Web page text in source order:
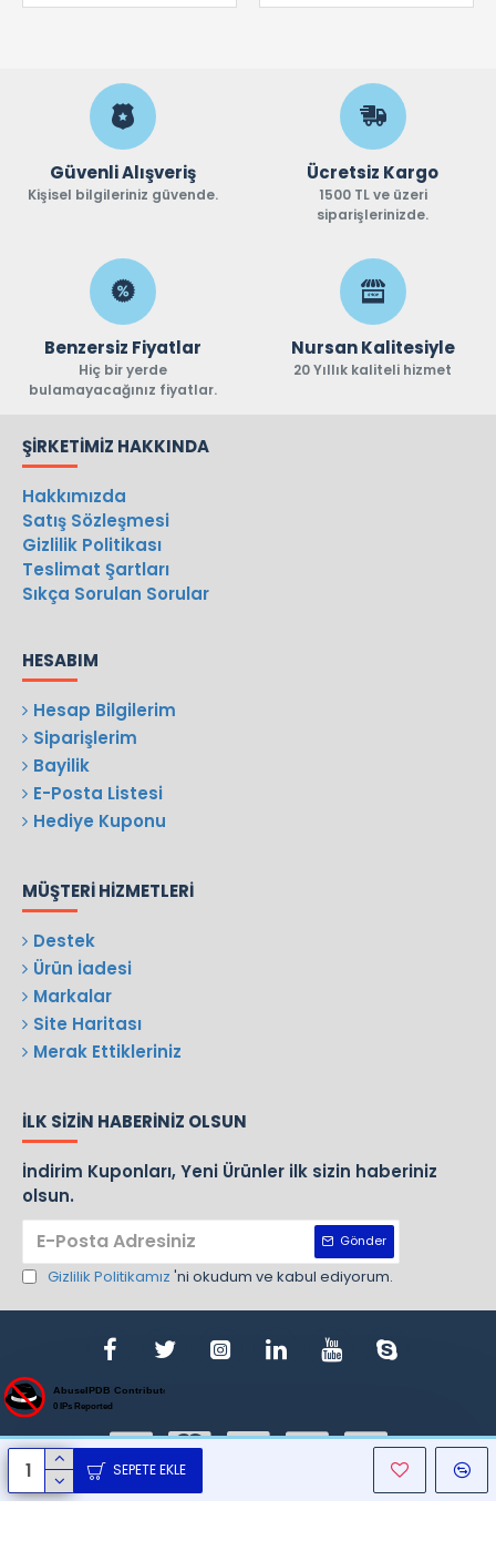
SEPETE EKLE
Güvenli Alışveriş
Kişisel bilgileriniz güvende.
Ücretsiz Kargo
1500 TL ve üzeri
siparişlerinizde.
Benzersiz Fiyatlar
Hiç bir yerde
bulamayacağınız fiyatlar.
Nursan Kalitesiyle
20 Yıllık kaliteli hizmet
ŞIRKETIMIZ HAKKINDA
Hakkımızda
Satış Sözleşmesi
Gizlilik Politikası
Teslimat Şartları
Sıkça Sorulan Sorular
HESABIM
Hesap Bilgilerim
Siparişlerim
Bayilik
E-Posta Listesi
Hediye Kuponu
MÜŞTERI HIZMETLERI
Destek
Ürün İadesi
Markalar
Site Haritası
Merak Ettikleriniz
İLK SIZIN HABERINIZ OLSUN
İndirim Kuponları, Yeni Ürünler ilk sizin haberiniz
olsun.
Gönder
Gizlilik Politikamız 'ni okudum ve kabul ediyorum.
© 1970, Nursan, Bütün Hakları Saklıdır. Design By Gemlik Web